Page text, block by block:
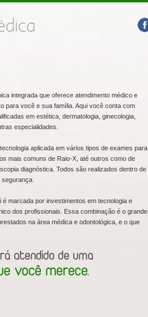
integrada que oferece atendimento médico e
para você e sua família. Aqui você conta com
em estética, dermatologia, ginecologia,
especialidades.
aplicada em vários tipos de exames para
mais comuns de Raio-X, até outros como de
diagnóstica. Todos são realizados dentro de
é marcada por investimentos em tecnologia e
dos profissionais. Essa combinação é o grande
na área médica e odontológica, e o que